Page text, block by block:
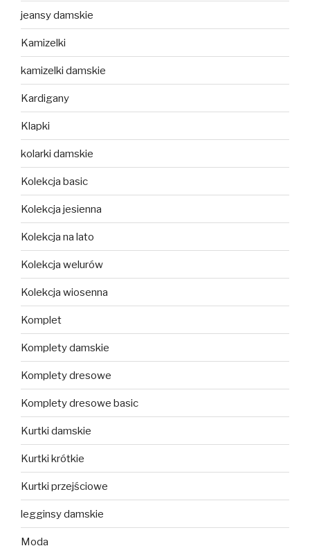
jeansy damskie
Kamizelki
kamizelki damskie
Kardigany
Klapki
kolarki damskie
Kolekcja basic
Kolekcja jesienna
Kolekcja na lato
Kolekcja welurów
Kolekcja wiosenna
Komplet
Komplety damskie
Komplety dresowe
Komplety dresowe basic
Kurtki damskie
Kurtki krótkie
Kurtki przejściowe
legginsy damskie
Moda